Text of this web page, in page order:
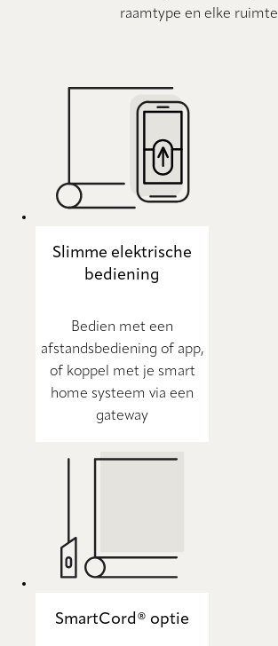
raamtype en elke ruimte
Slimme elektrische
bediening
Bedien met een
afstandsbediening of app,
of koppel met je smart
home systeem via een
gateway
SmartCord® optie